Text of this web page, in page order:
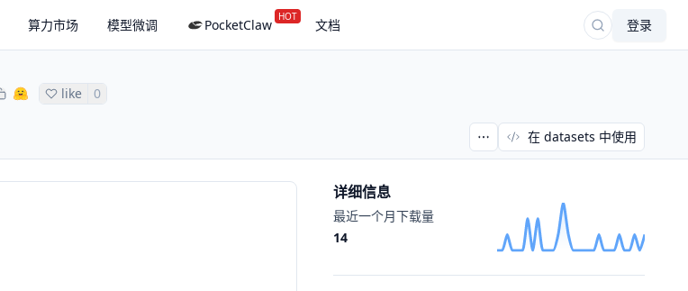
算力市场 模型微调 PocketClaw HOT 文档 登录
like 0
在 datasets 中使用
详细信息
最近一个月下载量
14